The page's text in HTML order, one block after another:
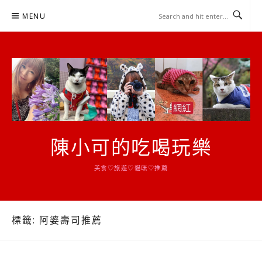
MENU
陳小可的吃喝玩樂
美食♡旅遊♡貓咪♡推薦
標籤: 阿婆壽司推薦